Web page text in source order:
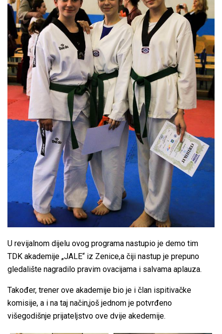
U revijalnom dijelu ovog programa nastupio je demo tim
TDK akademije „JALE“ iz Zenice,a čiji nastup je prepuno
gledalište nagradilo pravim ovacijama i salvama aplauza.
Također, trener ove akademije bio je i član ispitivačke
komisije, a i na taj način,još jednom je potvrđeno
višegodišnje prijateljstvo ove dvije akedemije.